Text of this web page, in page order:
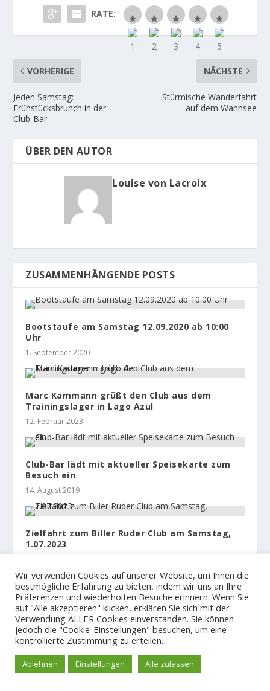
RATE:
VORHERIGE
Jeden Samstag:
Frühstücksbrunch in der
Club-Bar
NÄCHSTE
Stürmische Wanderfahrt
auf dem Wannsee
ÜBER DEN AUTOR
Louise von Lacroix
ZUSAMMENHÄNGENDE POSTS
Bootstaufe am Samstag 12.09.2020 ab 10:00
Uhr
1. September 2020
Marc Kammann grüßt den Club aus dem
Trainingslager in Lago Azul
12. Februar 2023
Club-Bar lädt mit aktueller Speisekarte zum
Besuch ein
14. August 2019
Zielfahrt zum Biller Ruder Club am Samstag,
1.07.2023
© 2023Der Hamburger und Germania Ruder Club
Impressum und Spendenkonto Datenschutzerklärung
Wir verwenden Cookies auf unserer Website, um Ihnen die
bestmögliche Erfahrung zu bieten, indem wir uns an Ihre
Präferenzen und wiederholten Besuche erinnern. Wenn Sie
auf "Alle akzeptieren" klicken, erklären Sie sich mit der
Verwendung ALLER Cookies einverstanden. Sie können
jedoch die "Cookie-Einstellungen" besuchen, um eine
kontrollierte Zustimmung zu erteilen.
Ablehnen Einstellungen Alle zulassen